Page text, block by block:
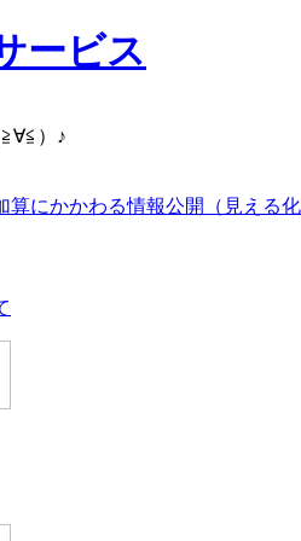
算にかかわる情報公開（見える